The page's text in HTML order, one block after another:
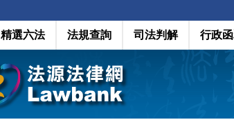
精選六法 法規查詢 司法判解 行政